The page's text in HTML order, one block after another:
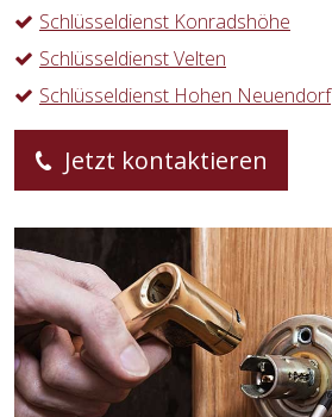
Schlüsseldienst Konradshöhe
Schlüsseldienst Velten
Schlüsseldienst Hohen Neuendorf
Jetzt kontaktieren